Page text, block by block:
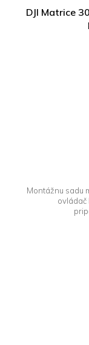
DJI Matrice
Montážnu sadu
ovládač